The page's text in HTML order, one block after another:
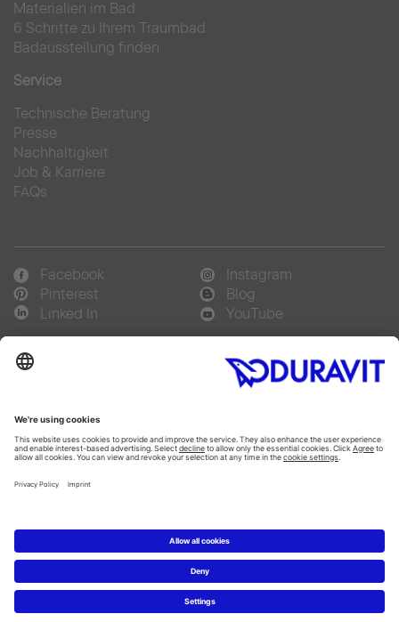
Materialien im Bad
6 Schritte zu Ihrem Traumbad
Badausstellung finden
Service
Technische Beratung
Presse
Nachhaltigkeit
Job & Karriere
FAQs
Facebook
Instagram
Pinterest
Blog
Linked In
YouTube
Français
Italiano
Copyright © 2026 Duravit AG
Impressum|Hinweisgebersystem|
|Datenschutzerklärung
Cookie Einstellungen